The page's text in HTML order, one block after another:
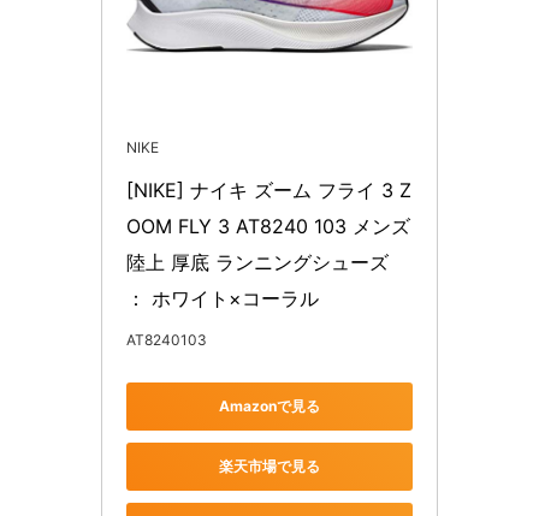
NIKE
[NIKE] ナイキ ズーム フライ 3 Z
OOM FLY 3 AT8240 103 メンズ
陸上 厚底 ランニングシューズ
： ホワイト×コーラル
AT8240103
Amazonで見る
楽天市場で見る